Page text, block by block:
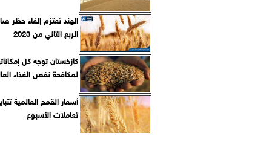
الهند تعتزم إلغاء حظر
الربع الثاني من 2023
كازخستان توجه كل
لمكافحة نفص الغذاء
أسعار القمح العالمية
تعاملات الأسبوع